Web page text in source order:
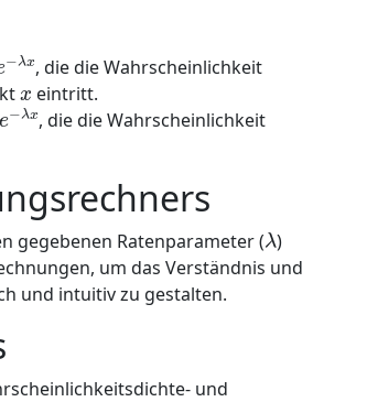
, die die Wahrscheinlichkeit
eintritt.
x
, die die Wahrscheinlichkeit
gegebenen Ratenparameter (
λ
)
um das Verständnis und
und intuitiv zu gestalten.
und